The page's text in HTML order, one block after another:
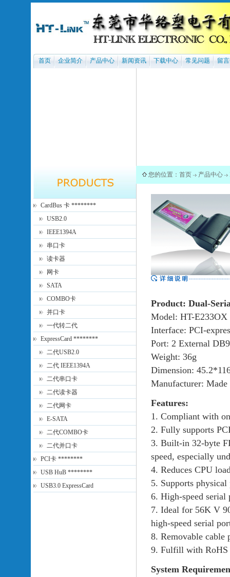
首页 企业简介 产品中心 新闻资讯 下载中心 常见问题 留
CardBus 卡 ********
USB2.0
IEEE1394A
串口卡
读卡器
网卡
SATA
COMBO卡
并口卡
一代转二代
ExpressCard ********
二代USB2.0
二代 IEEE1394A
二代串口卡
二代读卡器
二代网卡
E-SATA
二代COMBO卡
二代并口卡
PCI卡 ********
USB HuB ********
USB3.0 ExpressCard
您的位置： 首页 产品中心
Product: Dual-
Model: HT-E233OX
Interface: PCI-
Port: 2 External
Weight: 36g
Dimension:
Manufacturer:
Features:
1. Compliant with
2. Fully supports
3. Built-in 32-byte
speed, especially
4. Reduces CPU
5. Supports
6. High-speed serial
7. Ideal for 56K V
high-speed serial
8. Removable cable
9. Fulfill with RoHS
System